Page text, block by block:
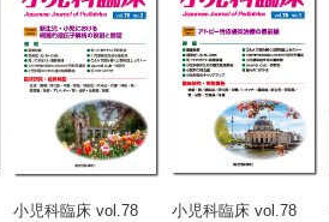
小児科臨床 vol.78
小児科臨床 vol.78